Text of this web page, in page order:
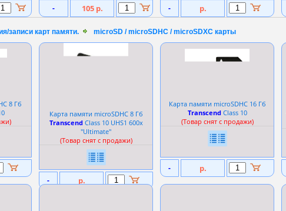
- 105 р. - р.
записи карт памяти. microSD / microSDHC / microSDXC карты
8 Гб
Карта памяти microSDHC 8 Гб
TranscendСlass 10 UHS1 600x
''Ultimate''
(Товар снят с продажи)
- р.
Карта памяти microSDHC 16 Гб
TranscendСlass 10
(Товар снят с продажи)
- р.